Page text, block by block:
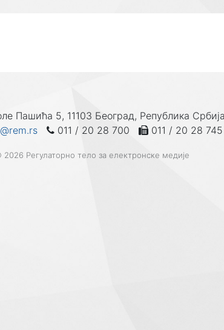
Пашића 5, 11103 Београд, Република Србија
011 / 20 28 700 011 / 20 28 745
2026 Регулаторно тело за електронске медије